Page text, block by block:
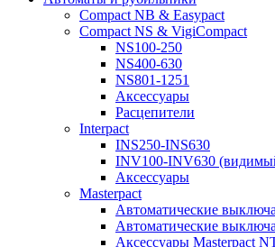
Compact NB & Easypact
Compact NS & VigiCompact
NS100-250
NS400-630
NS801-1251
Аксессуары
Расцепители
Interpact
INS250-INS630
INV100-INV630
Аксессуары
Masterpact
Автоматические
Автоматические
Аксессуары Masterpact